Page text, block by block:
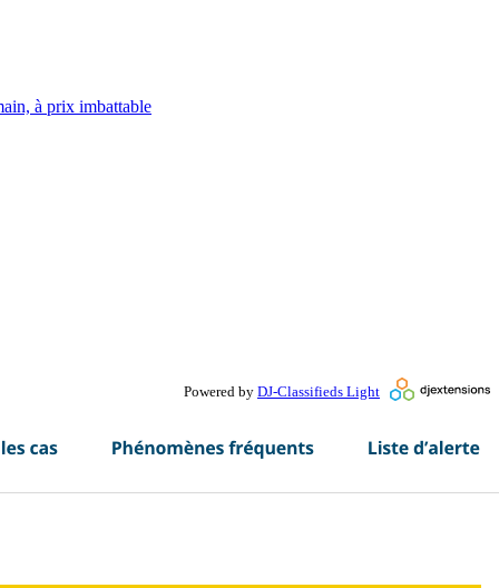
à prix imbattable
Powered by DJ-Classifieds Light